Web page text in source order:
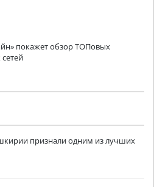
покажет обзор ТОПовых
признали одним из лучших